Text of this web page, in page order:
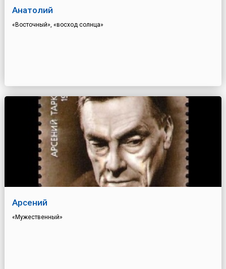
Анатолий
«Восточный», «восход солнца»
Арсений
«Мужественный»